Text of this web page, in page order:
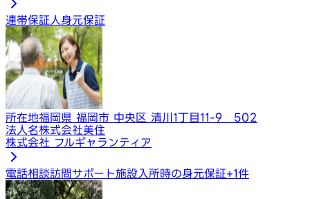
連帯保証人身元保証
所在地福岡県 福岡市 中央区 清川1丁目11-9 502
法人名株式会社美住
株式会社 フルギャランティア
電話相談訪問サポート施設入所時の身元保証+1件